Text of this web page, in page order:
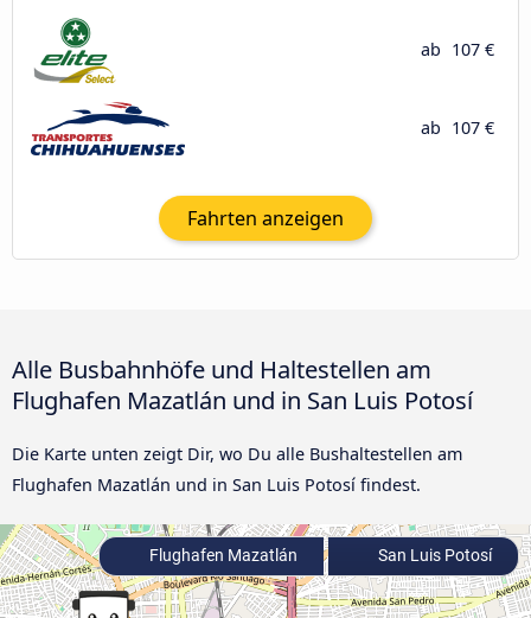
ab 107 €
ab 107 €
Fahrten anzeigen
Alle Busbahnhöfe und Haltestellen am
Flughafen Mazatlán und in San Luis Potosí
Die Karte unten zeigt Dir, wo Du alle Bushaltestellen am
Flughafen Mazatlán und in San Luis Potosí findest.
Flughafen Mazatlán San Luis Potosí